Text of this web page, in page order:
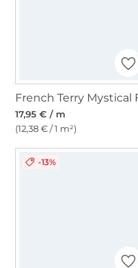
17,95 € / m
(12,38 € / 1 m²)
-13%